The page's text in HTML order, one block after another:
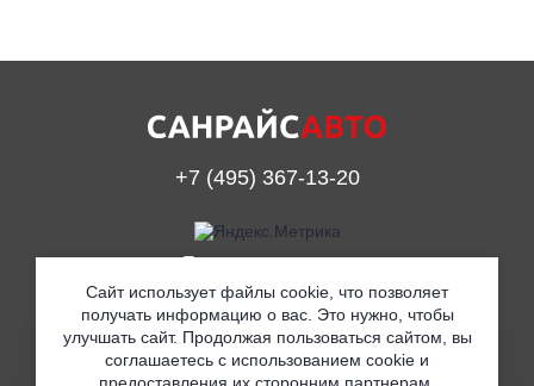
+7 (495) 367-13-20
Принимаем к оплате
© ООО «Санрайс Авто» 2019
Сайт использует файлы cookie, что позволяет
получать информацию о вас. Это нужно, чтобы
улучшать сайт. Продолжая пользоваться сайтом, вы
соглашаетесь с использованием cookie и